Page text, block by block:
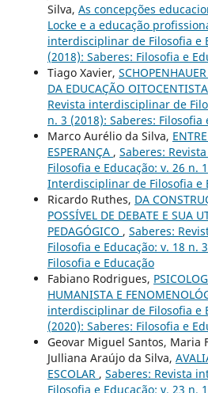
Silva, As concepções
Locke e a educação
interdisciplinar de Filosofia e
(2018): Saberes: Filosofia e
Tiago Xavier,
DA EDUCAÇÃO
Revista interdisciplinar de
n. 3 (2018): Saberes: Filosofia
Marco Aurélio da Silva,
ESPERANÇA , Saberes:
Filosofia e Educação: v. 26 n.
Interdisciplinar de Filosofia e
Ricardo Ruthes, DA
POSSÍVEL DE DEBATE E SUA
PEDAGÓGICO , Saberes:
Filosofia e Educação: v. 18 n.
Filosofia e Educação
Fabiano Rodrigues,
HUMANISTA E
interdisciplinar de Filosofia e
(2020): Saberes: Filosofia e
Geovar Miguel Santos, Maria
Julliana Araújo da Silva,
ESCOLAR , Saberes: Revista
Filosofia e Educação: v. 23 n.